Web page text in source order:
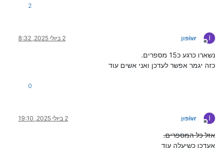
2
I
מנותק
ivrפון 2 ביולי 2025, 8:32
נשארו כרגע כ15 מספרים.
כזה יגמר אפשר לעדכן ואני אשים עוד
0
I
מנותק
ivrפון 2 ביולי 2025, 19:10
אזל כל המספרים.
אעדכן כשיעלה עוד